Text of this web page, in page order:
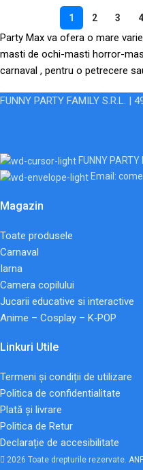
1 2 3 4
Party Max va ofera o mare
masti de ochi-masti horror-
carnaval , pentru o petrecere
FUNNY PARTY FAMILY S.R.L. |
FUNNY PARTY
Email:
Magazin
Toate produsele
Carnaval
Iarna
Camera copilului
Jucarii educative si interactive
Anime – Cosplay – K‑POP
Linkuri Utile
Termeni și condiții de utilizare
Politica de confidentialitate
Plată și livrare
Politica de Retur
Declarație de accesibilitate
2026 Toate drepturile rezervate.